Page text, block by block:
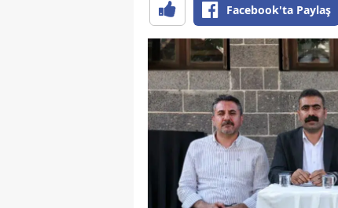
Facebook'ta Paylaş